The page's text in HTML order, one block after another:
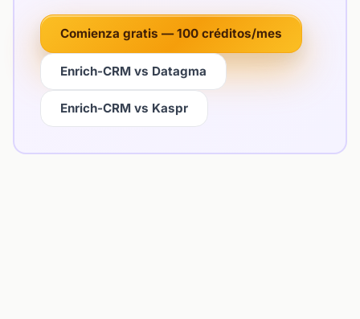
Comienza gratis — 100 créditos/mes
Enrich-CRM vs Datagma
Enrich-CRM vs Kaspr